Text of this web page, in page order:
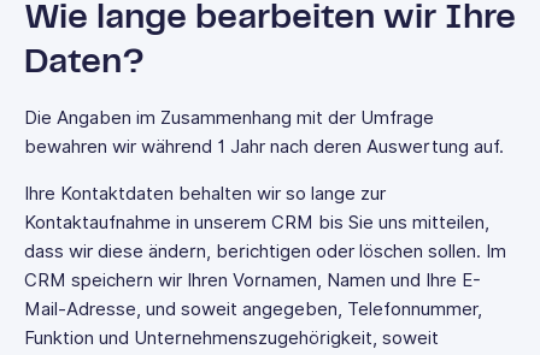
Wie lange bearbeiten wir Ihre
Daten?
Die Angaben im Zusammenhang mit der Umfrage
bewahren wir während 1 Jahr nach deren Auswertung auf.
Ihre Kontaktdaten behalten wir so lange zur
Kontaktaufnahme in unserem CRM bis Sie uns mitteilen,
dass wir diese ändern, berichtigen oder löschen sollen. Im
CRM speichern wir Ihren Vornamen, Namen und Ihre E-
Mail-Adresse, und soweit angegeben, Telefonnummer,
Funktion und Unternehmenszugehörigkeit, soweit